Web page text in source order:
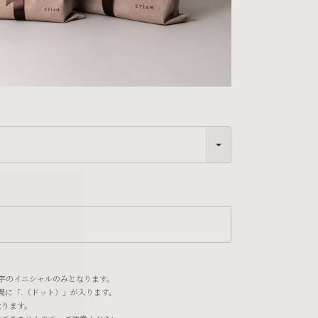
イニシャルのみとなります。
.（ドット）」が入ります。
ます。